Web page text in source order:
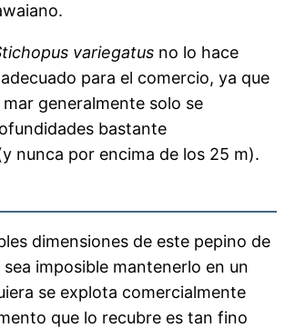
variegatusno lo hace
para el comercio, ya que
generalmente solo se
bastante
nunca por encima de los 25 m).
dimensiones de este pepino de
imposible mantenerlo en un
se explota comercialmente
que lo recubre es tan fino